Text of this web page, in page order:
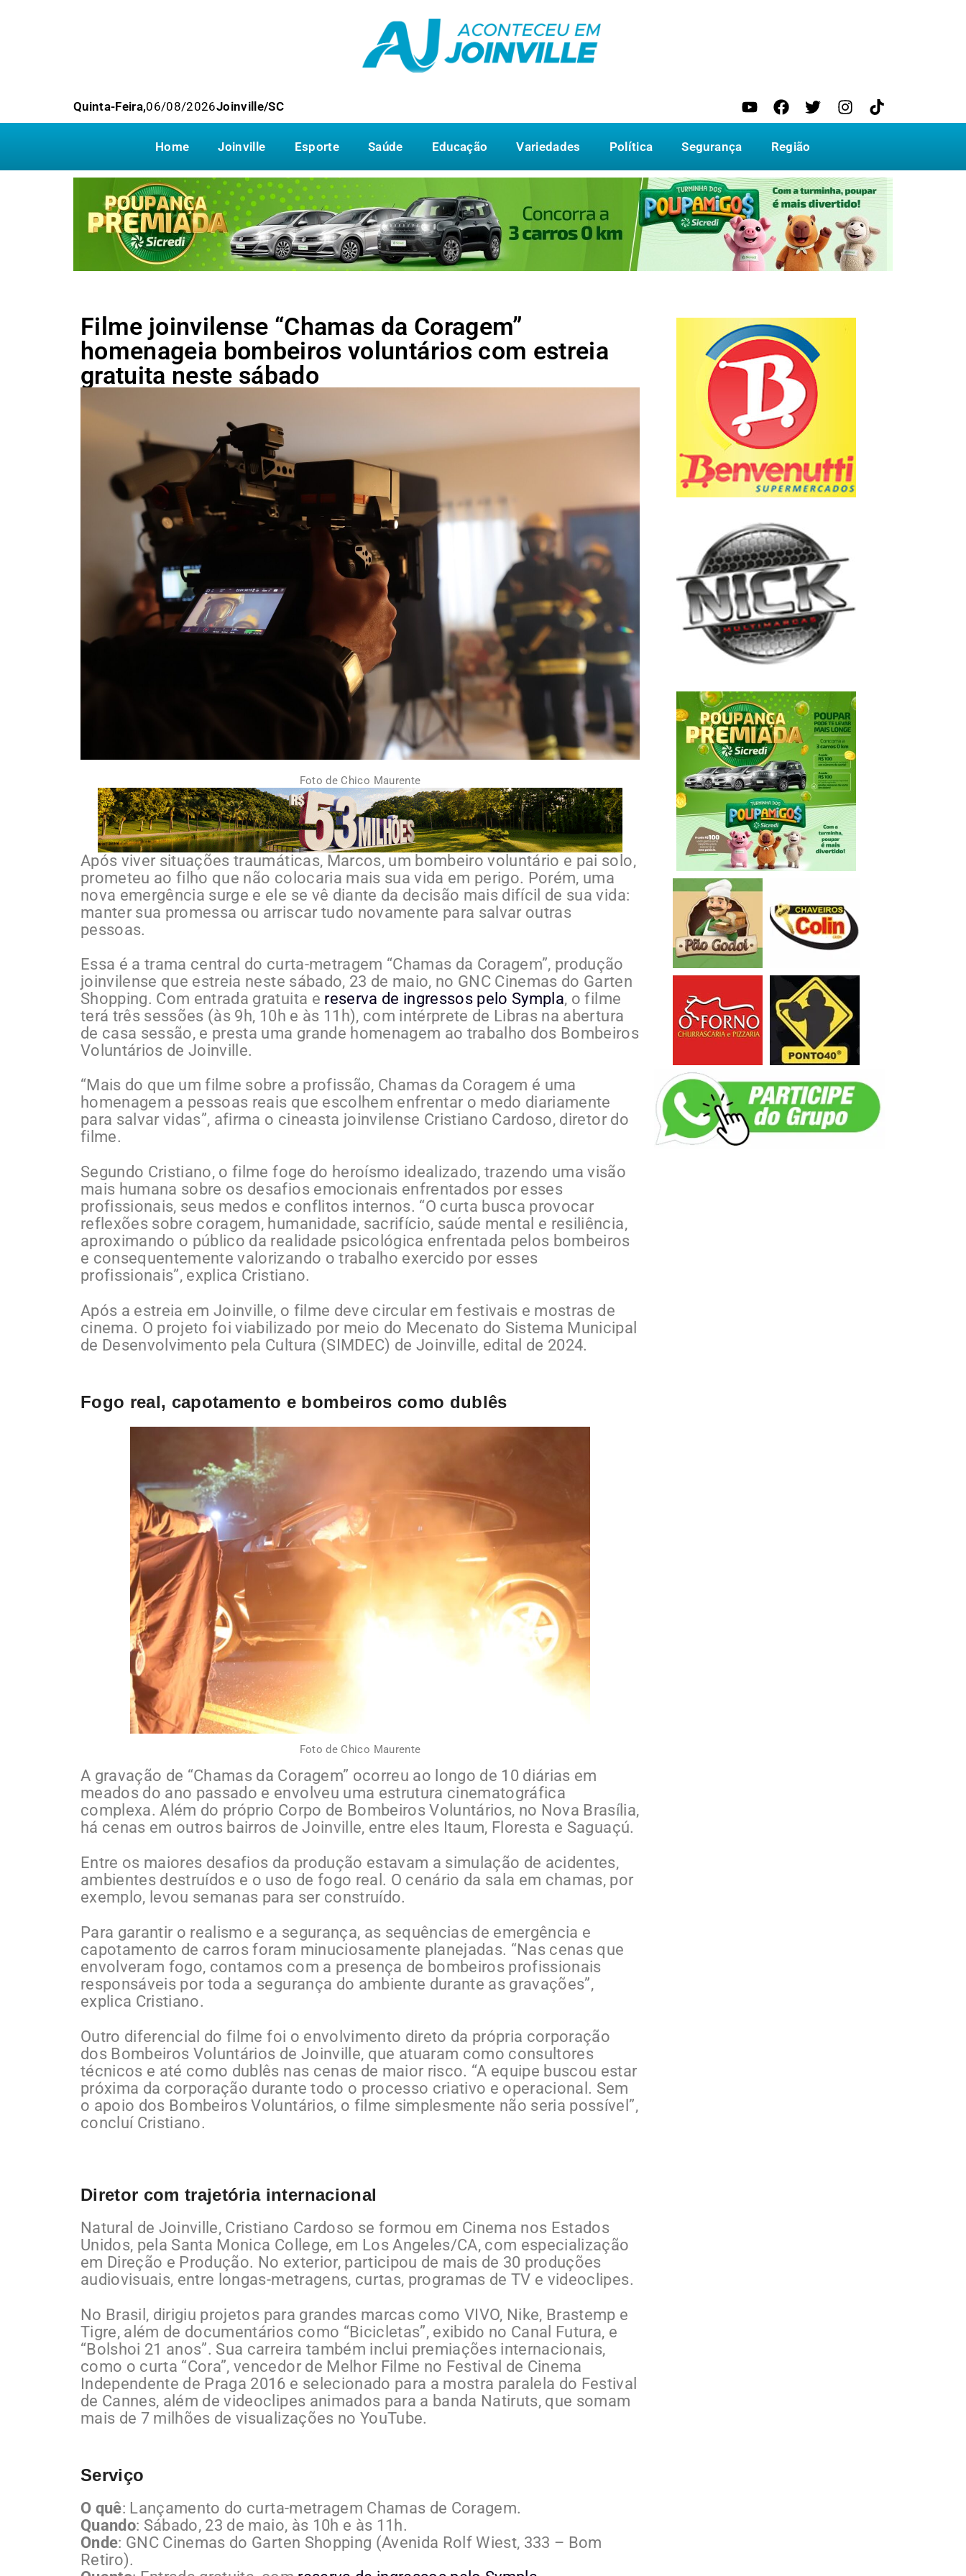
Quinta-Feira,06/08/2026Joinville/SC
Home Joinville Esporte Saúde Educação Variedades Política Segurança Região
Filme joinvilense “Chamas da Coragem”
homenageia bombeiros voluntários com estreia
gratuita neste sábado
Foto de Chico Maurente
Após viver situações traumáticas, Marcos, um bombeiro voluntário e pai solo,
prometeu ao filho que não colocaria mais sua vida em perigo. Porém, uma
nova emergência surge e ele se vê diante da decisão mais difícil de sua vida:
manter sua promessa ou arriscar tudo novamente para salvar outras
pessoas.
Essa é a trama central do curta-metragem “Chamas da Coragem”, produção
joinvilense que estreia neste sábado, 23 de maio, no GNC Cinemas do Garten
Shopping. Com entrada gratuita e reserva de ingressos pelo Sympla, o filme
terá três sessões (às 9h, 10h e às 11h), com intérprete de Libras na abertura
de casa sessão, e presta uma grande homenagem ao trabalho dos Bombeiros
Voluntários de Joinville.
“Mais do que um filme sobre a profissão, Chamas da Coragem é uma
homenagem a pessoas reais que escolhem enfrentar o medo diariamente
para salvar vidas”, afirma o cineasta joinvilense Cristiano Cardoso, diretor do
filme.
Segundo Cristiano, o filme foge do heroísmo idealizado, trazendo uma visão
mais humana sobre os desafios emocionais enfrentados por esses
profissionais, seus medos e conflitos internos. “O curta busca provocar
reflexões sobre coragem, humanidade, sacrifício, saúde mental e resiliência,
aproximando o público da realidade psicológica enfrentada pelos bombeiros
e consequentemente valorizando o trabalho exercido por esses
profissionais”, explica Cristiano.
Após a estreia em Joinville, o filme deve circular em festivais e mostras de
cinema. O projeto foi viabilizado por meio do Mecenato do Sistema Municipal
de Desenvolvimento pela Cultura (SIMDEC) de Joinville, edital de 2024.
Fogo real, capotamento e bombeiros como dublês
Foto de Chico Maurente
A gravação de “Chamas da Coragem” ocorreu ao longo de 10 diárias em
meados do ano passado e envolveu uma estrutura cinematográfica
complexa. Além do próprio Corpo de Bombeiros Voluntários, no Nova Brasília,
há cenas em outros bairros de Joinville, entre eles Itaum, Floresta e Saguaçú.
Entre os maiores desafios da produção estavam a simulação de acidentes,
ambientes destruídos e o uso de fogo real. O cenário da sala em chamas, por
exemplo, levou semanas para ser construído.
Para garantir o realismo e a segurança, as sequências de emergência e
capotamento de carros foram minuciosamente planejadas. “Nas cenas que
envolveram fogo, contamos com a presença de bombeiros profissionais
responsáveis por toda a segurança do ambiente durante as gravações”,
explica Cristiano.
Outro diferencial do filme foi o envolvimento direto da própria corporação
dos Bombeiros Voluntários de Joinville, que atuaram como consultores
técnicos e até como dublês nas cenas de maior risco. “A equipe buscou estar
próxima da corporação durante todo o processo criativo e operacional. Sem
o apoio dos Bombeiros Voluntários, o filme simplesmente não seria possível”,
concluí Cristiano.
Diretor com trajetória internacional
Natural de Joinville, Cristiano Cardoso se formou em Cinema nos Estados
Unidos, pela Santa Monica College, em Los Angeles/CA, com especialização
em Direção e Produção. No exterior, participou de mais de 30 produções
audiovisuais, entre longas-metragens, curtas, programas de TV e videoclipes.
No Brasil, dirigiu projetos para grandes marcas como VIVO, Nike, Brastemp e
Tigre, além de documentários como “Bicicletas”, exibido no Canal Futura, e
“Bolshoi 21 anos”. Sua carreira também inclui premiações internacionais,
como o curta “Cora”, vencedor de Melhor Filme no Festival de Cinema
Independente de Praga 2016 e selecionado para a mostra paralela do Festival
de Cannes, além de videoclipes animados para a banda Natiruts, que somam
mais de 7 milhões de visualizações no YouTube.
Serviço
O quê: Lançamento do curta-metragem Chamas de Coragem.
Quando: Sábado, 23 de maio, às 10h e às 11h.
Onde: GNC Cinemas do Garten Shopping (Avenida Rolf Wiest, 333 – Bom
Retiro).